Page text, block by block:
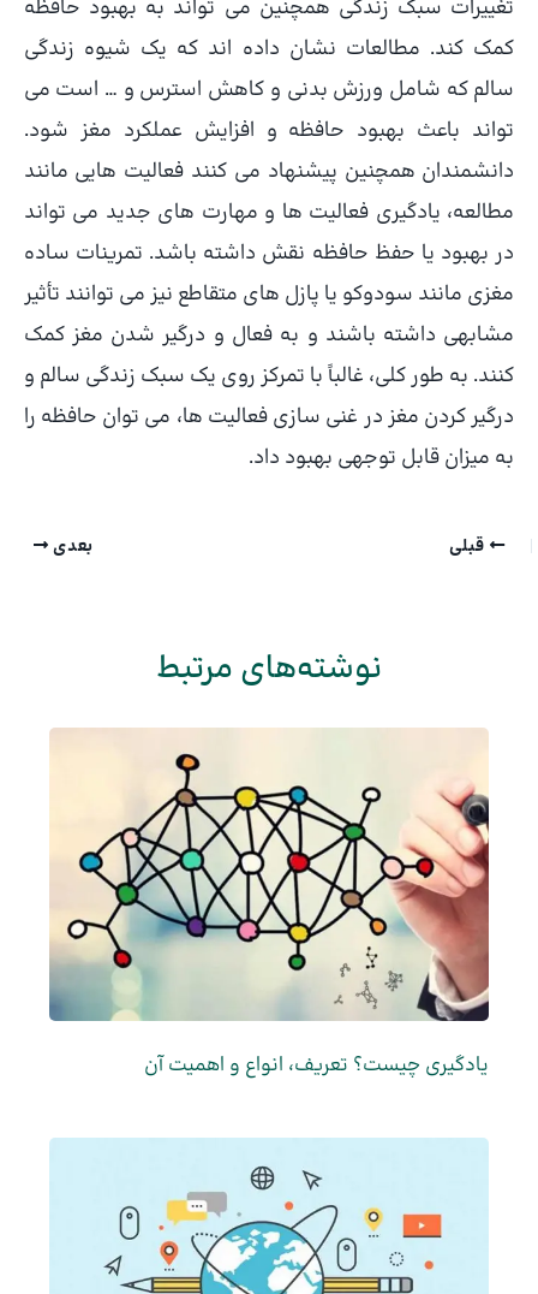
تغییرات سبک زندگی همچنین می تواند به بهبود حافظه
کمک کند. مطالعات نشان داده اند که یک شیوه زندگی
سالم که شامل ورزش بدنی و کاهش استرس و … است می
تواند باعث بهبود حافظه و افزایش عملکرد مغز شود.
دانشمندان همچنین پیشنهاد می کنند فعالیت هایی مانند
مطالعه، یادگیری فعالیت ها و مهارت های جدید می تواند
در بهبود یا حفظ حافظه نقش داشته باشد. تمرینات ساده
مغزی مانند سودوکو یا پازل های متقاطع نیز می توانند تأثیر
مشابهی داشته باشند و به فعال و درگیر شدن مغز کمک
کنند. به طور کلی، غالباً با تمرکز روی یک سبک زندگی سالم و
درگیر کردن مغز در غنی سازی فعالیت ها، می توان حافظه را
به میزان قابل توجهی بهبود داد.
قبلی بعدی
نوشته‌های مرتبط
یادگیری چیست؟ تعریف، انواع و اهمیت آن